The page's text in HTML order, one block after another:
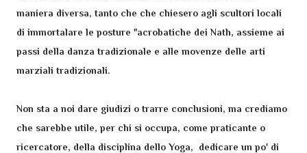
maniera diversa, tanto che che chiesero agli scultori locali
di immortalare le posture "acrobatiche dei Nath, assieme ai
passi della danza tradizionale e alle movenze delle arti
marziali tradizionali.
Non sta a noi dare giudizi o trarre conclusioni, ma crediamo
che sarebbe utile, per chi si occupa, come praticante o
ricercatore, della disciplina dello Yoga, dedicare un po' di